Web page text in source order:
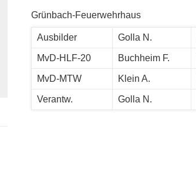
Grünbach-Feuerwehrhaus
Ausbilder Golla N.
MvD-HLF-20 Buchheim F.
MvD-MTW Klein A.
Verantw. Golla N.